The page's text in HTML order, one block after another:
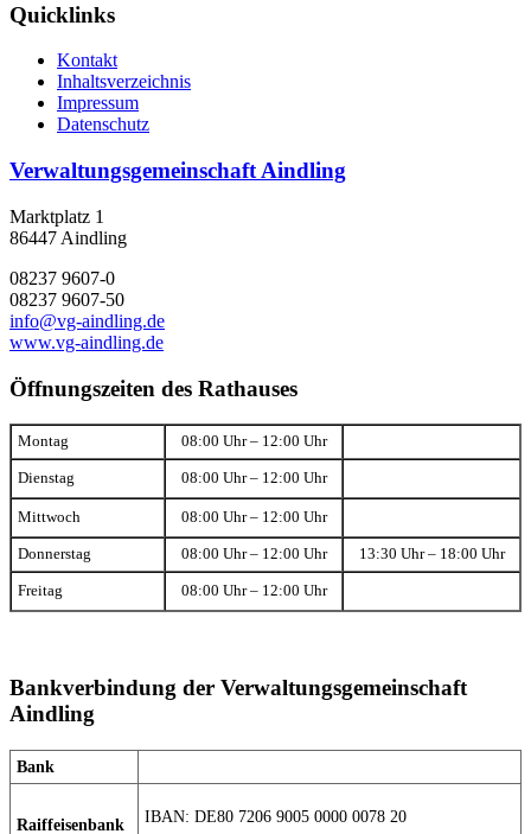
Quicklinks
Kontakt
Inhaltsverzeichnis
Impressum
Datenschutz
Verwaltungsgemeinschaft Aindling
Marktplatz 1
86447 Aindling
08237 9607-0
08237 9607-50
info@vg-aindling.de
www.vg-aindling.de
Öffnungszeiten des Rathauses
Montag 08:00 Uhr – 12:00 Uhr
Dienstag 08:00 Uhr – 12:00 Uhr
Mittwoch 08:00 Uhr – 12:00 Uhr
Donnerstag 08:00 Uhr – 12:00 Uhr 13:30 Uhr – 18:00 Uhr
Freitag 08:00 Uhr – 12:00 Uhr
Bankverbindung der Verwaltungsgemeinschaft
Aindling
Bank
Raiffeisenbank IBAN: DE80 7206 9005 0000 0078 20